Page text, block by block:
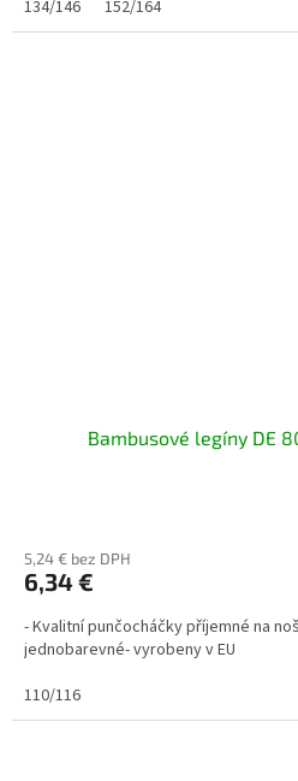
134/146
152/164
Bambusové legíny DE
5,24 € bez DPH
6,34 €
- Kvalitní punčocháčky příjemné na
jednobarevné- vyrobeny v EU
110/116